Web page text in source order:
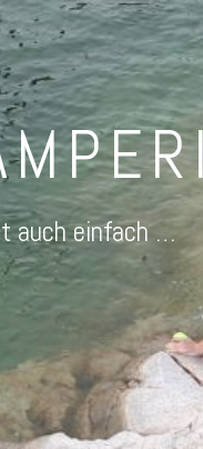
auch einfach …